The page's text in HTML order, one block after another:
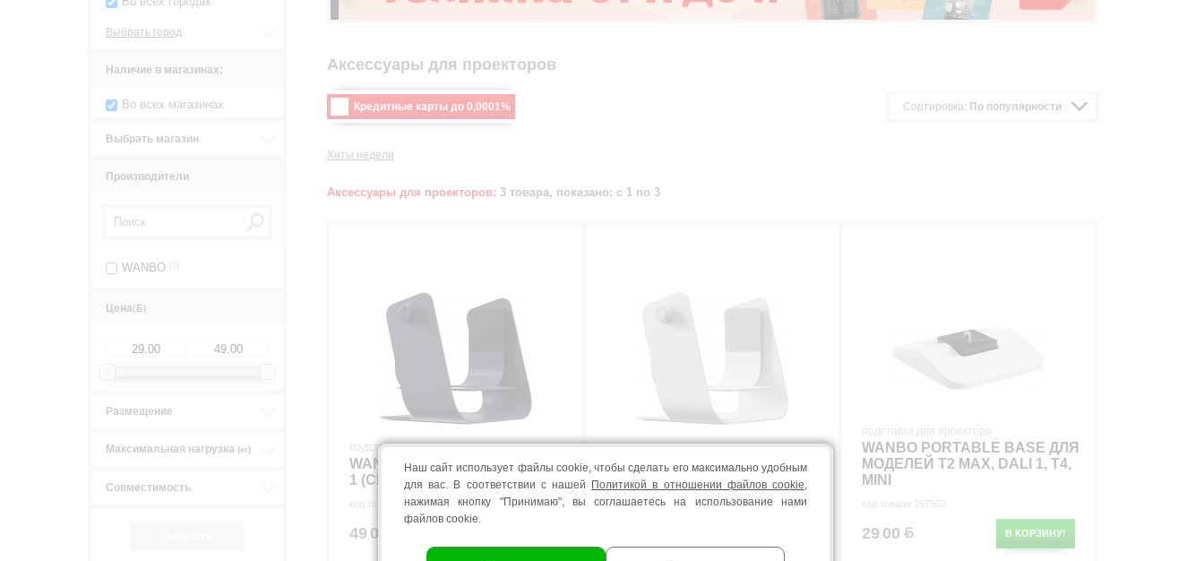
Выбрать город
Наличие в магазинах:
Во всех магазинах
Выбрать магазин
Производители
WANBO
Цена( )
Размещение
Максимальная нагрузка (кг)
Совместимость
Аксессуары для проекторов
Кредитные карты до 0,0001% Сортировка: По популярности
Хиты недели
Аксессуары для проекторов: 3 товара, показано: с 1 по 3
подставка для проектора
WANBO WBBA04 ДЛЯ MOZART
1 (СИНИЙ)
код товара 167500
49.00
подставка для проектора
WANBO WBBA04 ДЛЯ MOZART
1 (БЕЛЫЙ)
код товара 167501
подставка для проектора
WANBO PORTABLE BASE ДЛЯ
МОДЕЛЕЙ T2 MAX, DALI 1, T4,
MINI
код товара 167502
В КОРЗИНУ!
29.00
Наш сайт использует файлы cookie, чтобы сделать его максимально удобным
для вас. В соответствии с нашей
Политикой в отношении файлов cookie,
нажимая кнопку "Принимаю", вы соглашаетесь на использование нами
файлов cookie.